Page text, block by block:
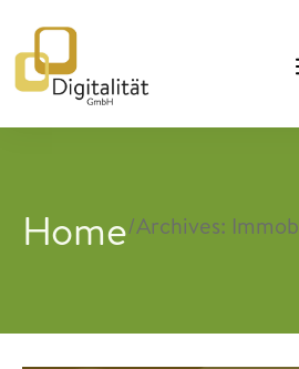
Home/Archives: